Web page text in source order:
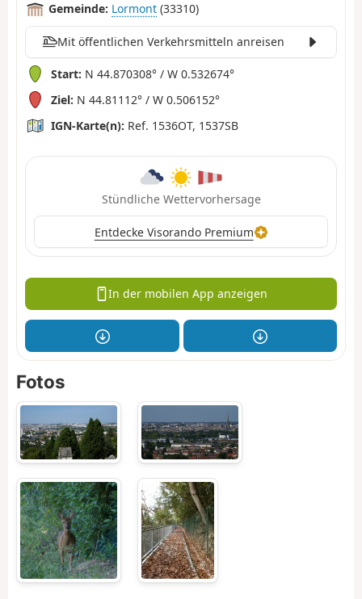
Gemeinde: Lormont (33310)
Mit öffentlichen Verkehrsmitteln anreisen
Start: N 44.870308° / W 0.532674°
Ziel: N 44.81112° / W 0.506152°
IGN-Karte(n): Ref. 1536OT, 1537SB
Stündliche Wettervorhersage
Entdecke Visorando Premium
In der mobilen App anzeigen
Fotos